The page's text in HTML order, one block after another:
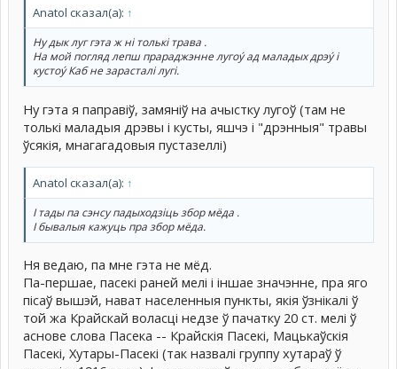
Anatol сказал(а): ↑
Ну дык луг гэта ж ні толькі трава .
На мой погляд лепш прараджэнне лугоу́ ад маладых дрэу́ і
кустоу́ Каб не зарасталі лугі.
Ну гэта я паправіў, замяніў на ачыстку лугоў (там не
толькі маладыя дрэвы і кусты, яшчэ і "дрэнныя" травы
ўсякія, мнагагадовыя пустазеллі)
Anatol сказал(а): ↑
І тады па сэнсу падыходзіць збор мёда .
І бывалыя кажуць пра збор мёда.
Ня ведаю, па мне гэта не мёд.
Па-першае, пасекі раней мелі і іншае значэнне, пра яго
пісаў вышэй, нават населенныя пункты, якія ўзнікалі ў
той жа Крайскай воласці недзе ў пачатку 20 ст. мелі ў
аснове слова Пасека -- Крайскія Пасекі, Мацькаўскія
Пасекі, Хутары-Пасекі (так назвалі группу хутараў ў